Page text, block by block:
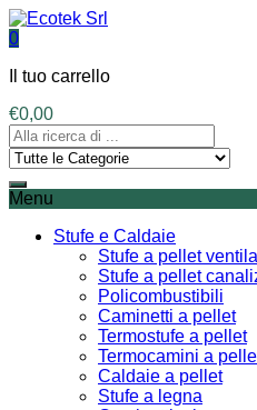
0
Il tuo carrello
€0,00
Menu
Stufe e Caldaie
Stufe a pellet
Stufe a pellet
Policombustibili
Caminetti a pellet
Termostufe a pellet
Termocamini a
Caldaie a pellet
Stufe a legna